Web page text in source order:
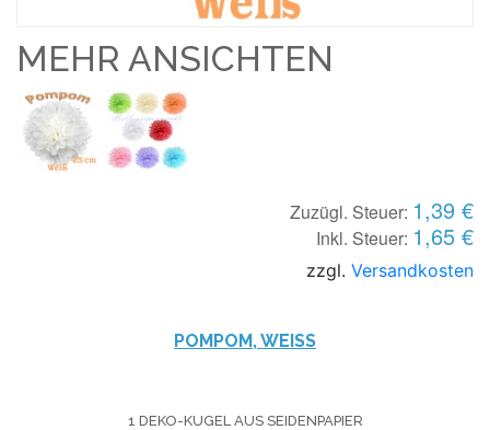
MEHR ANSICHTEN
Zuzügl. Steuer: 1,39 €
Inkl. Steuer: 1,65 €
zzgl. Versandkosten
POMPOM, WEISS
1 DEKO-KUGEL AUS SEIDENPAPIER